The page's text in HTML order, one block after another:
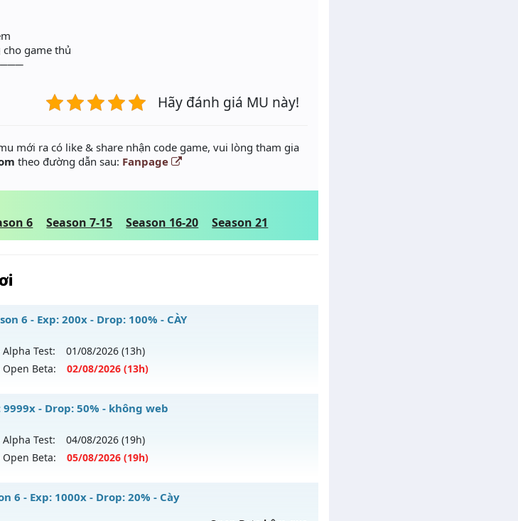
game thủ
Hãy đánh giá MU này!
mới ra có like & share nhận code game, vui lòng tham gia
theo đường dẫn sau: Fanpage
6 Season 7-15 Season 16-20 Season 21
6 - Exp: 200x - Drop: 100% - CÀY
Alpha Test: 01/08/2026 (13h)
Open Beta: 02/08/2026 (13h)
CUỐC FREE DỄ CHƠI DỄ CÀY
- Mở máy chủCUSTOM S1
đồ mới
9999x - Drop: 50% - không web
Alpha Test: 04/08/2026 (19h)
Open Beta: 05/08/2026 (19h)
cày chay
6 - Exp: 1000x - Drop: 20% - Cày